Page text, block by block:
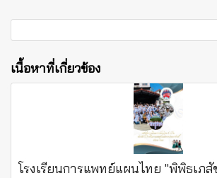
เนื้อหาที่เกี่ยวข้อง
โรงเรียนการแพทย์แผนไทย "พิพิธเภสั